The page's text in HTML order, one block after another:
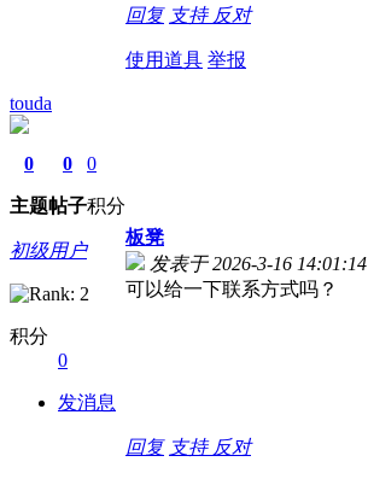
回复 支持 反对
使用道具 举报
touda
0
主题
0
帖子
0
积分
初级用户
积分
0
发消息
板凳
发表于 2026-3-16 14:01:14
可以给一下联系方式吗？
回复 支持 反对